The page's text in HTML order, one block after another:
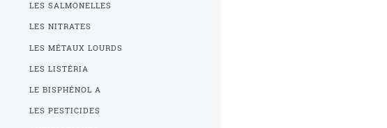
LES SALMONELLES
LES NITRATES
LES MÉTAUX LOURDS
LES LISTÉRIA
LE BISPHÉNOL A
LES PESTICIDES